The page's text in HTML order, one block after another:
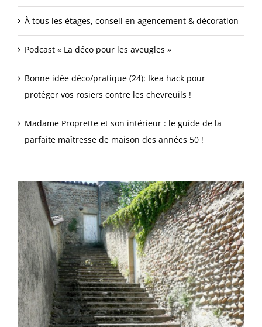
À tous les étages, conseil en agencement & décoration
Podcast « La déco pour les aveugles »
Bonne idée déco/pratique (24): Ikea hack pour
protéger vos rosiers contre les chevreuils !
Madame Proprette et son intérieur : le guide de la
parfaite maîtresse de maison des années 50 !